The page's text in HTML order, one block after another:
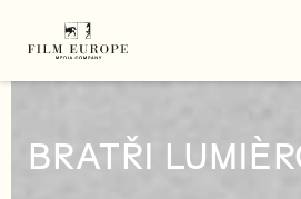
BRATŘI